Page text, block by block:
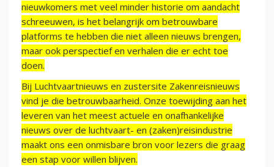
nieuwkomers met veel minder historie om aandacht
schreeuwen, is het belangrijk om betrouwbare
platforms te hebben die niet alleen nieuws brengen,
maar ook perspectief en verhalen die er echt toe
doen.
Bij Luchtvaartnieuws en zustersite Zakenreisnieuws
vind je die betrouwbaarheid. Onze toewijding aan het
leveren van het meest actuele en onafhankelijke
nieuws over de luchtvaart- en (zaken)reisindustrie
maakt ons een onmisbare bron voor lezers die graag
een stap voor willen blijven.